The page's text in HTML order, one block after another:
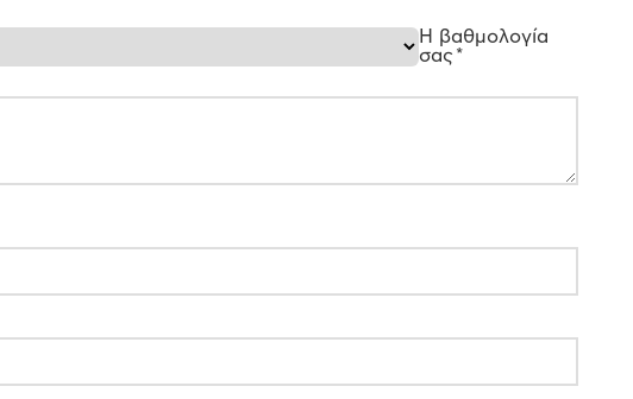
Η βαθμολογία
σας *